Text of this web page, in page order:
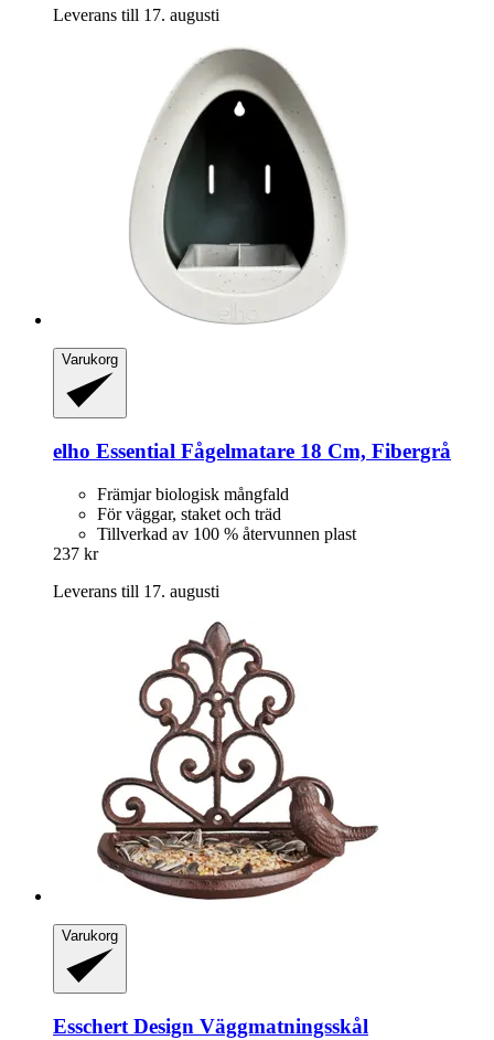
Leverans till 17. augusti
Varukorg
elho Essential Fågelmatare 18 Cm, Fibergrå
Främjar biologisk mångfald
För väggar, staket och träd
Tillverkad av 100 % återvunnen plast
237 kr
Leverans till 17. augusti
Varukorg
Esschert Design Väggmatningsskål